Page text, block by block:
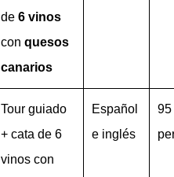
de 6 vinos
con quesos
canarios
Tour guiado
+ cata de 6
vinos con
Español
e inglés
95